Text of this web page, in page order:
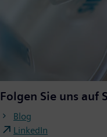
Folgen Sie uns auf
Blog
LinkedIn